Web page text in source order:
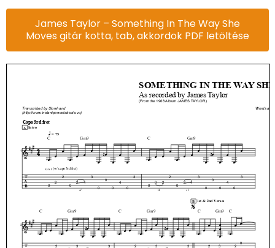
James Taylor – Something In The Way She
Moves gitár kotta, tab, akkordok PDF letöltése